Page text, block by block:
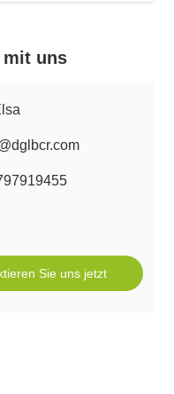
mit uns
Sie uns jetzt